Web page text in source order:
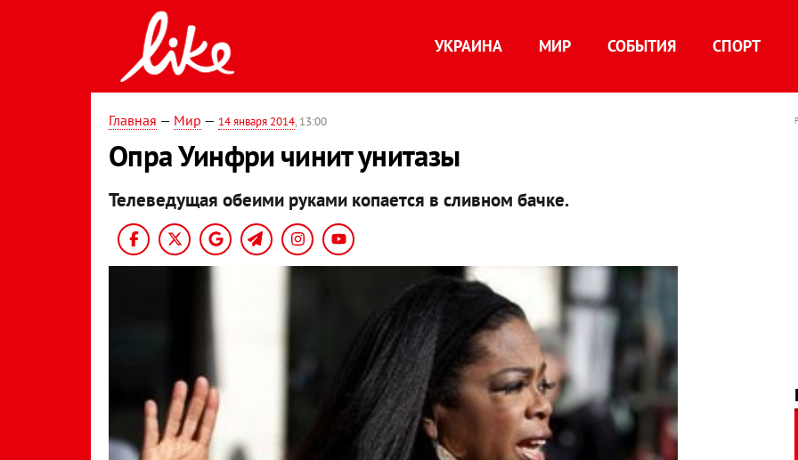
УКРАИНА МИР СОБЫТИЯ СПОРТ
Главная — Мир — 14 января 2014, 13:00
Опра Уинфри чинит унитазы
Телеведущая обеими руками копается в сливном бачке.